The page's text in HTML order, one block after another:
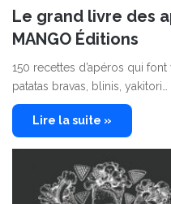
Le grand livre des
MANGO Éditions
150 recettes d’apéros qui
patatas bravas, blinis, yakitori…
Lire la suite »